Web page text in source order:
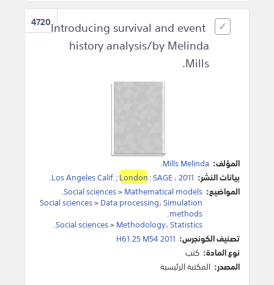
4720Introducing survival and event
history analysis/by Melinda
Mills.
المؤلف: Mills Melinda
.
بيانات النشر:
Los Angeles Calif. ;London:SAGE،2011
.
المواضيع:
Social sciences>Mathematical models
.
Social sciences>Data processing،Simulation
methods
.
Social sciences>Methodology،Statistics
.
تصنيف الكونجرس: H61.25 M54 2011
نوع المادة: كتب
المصدر: المكتبة الرئيسية